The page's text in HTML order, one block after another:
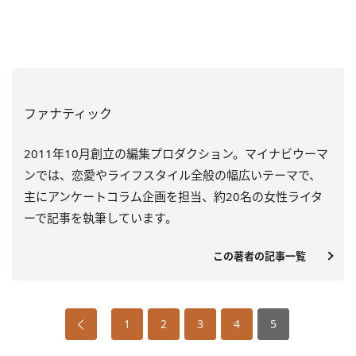
ファナティック
2011年10月創立の編集プロダクション。マイナビウーマ
ンでは、恋愛やライフスタイル全般の幅広いテーマで、
主にアンケートコラム企画を担当、約20名の女性ライタ
ーで記事を執筆しています。
この著者の記事一覧
1 2 3 4 5